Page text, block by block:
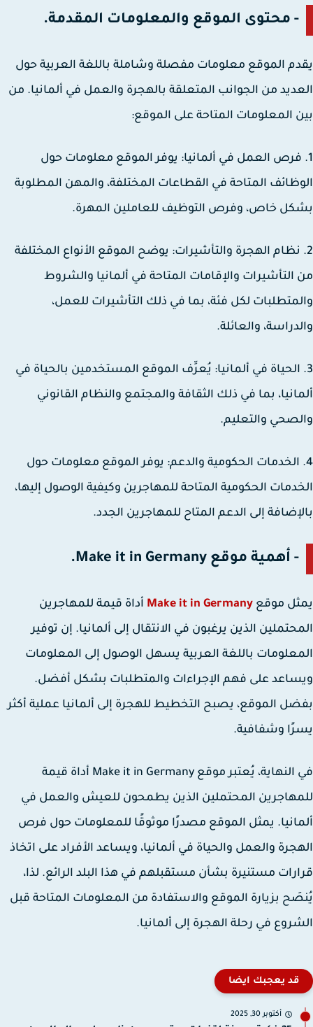
- محتوى الموقع والمعلومات المقدمة.
الموقع معلومات مفصلة وشاملة باللغة العربية حول
من الجوانب المتعلقة بالهجرة والعمل في ألمانيا. من
المعلومات المتاحة على الموقع:
فرص العمل في ألمانيا: يوفر الموقع معلومات حول
المتاحة في القطاعات المختلفة، والمهن المطلوبة
خاص، وفرص التوظيف للعاملين المهرة.
نظام الهجرة والتأشيرات: يوضح الموقع الأنواع المختلفة
والإقامات المتاحة في ألمانيا والشروط
لكل فئة، بما في ذلك التأشيرات للعمل،
والعائلة.
الحياة في ألمانيا: يُعرِّف الموقع المستخدمين بالحياة في
بما في ذلك الثقافة والمجتمع والنظام القانوني
والتعليم.
الخدمات الحكومية والدعم: يوفر الموقع معلومات حول
الحكومية المتاحة للمهاجرين وكيفية الوصول إليها،
إلى الدعم المتاح للمهاجرين الجدد.
- أهمية موقع Make it in Germany.
موقعMake it in Germanyأداة قيمة للمهاجرين
الذين يرغبون في الانتقال إلى ألمانيا. إن توفير
باللغة العربية يسهل الوصول إلى المعلومات
على فهم الإجراءات والمتطلبات بشكل أفضل.
الموقع، يصبح التخطيط للهجرة إلى ألمانيا عملية أكثر
وشفافية.
في النهاية، يُعتبر موقع Make it in Germany أداة قيمة
المحتملين الذين يطمحون للعيش والعمل في
يمثل الموقع مصدرًا موثوقًا للمعلومات حول فرص
والعمل والحياة في ألمانيا، ويساعد الأفراد على اتخاذ
مستنيرة بشأن مستقبلهم في هذا البلد الرائع. لذا،
بزيارة الموقع والاستفادة من المعلومات المتاحة قبل
في رحلة الهجرة إلى ألمانيا.
قد يعجبك ايضا
أكتوبر 30, 2025